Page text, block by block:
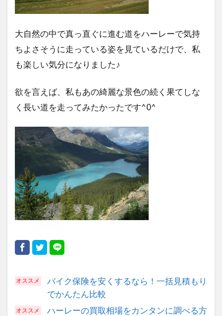
大自然の中で真っ直ぐに進む道をハーレーで気持
ちよさそうに走っている姿を見ているだけで、私
も楽しい気分になりました♪
欲を言えば、私もあの綺麗な景色の続く果てしな
く長い道を走ってみたかったです^0^
バイク保険を安くするなら！一括見積もり
でかんたん比較
ハーレーの買取相場をカンタンに調べる方